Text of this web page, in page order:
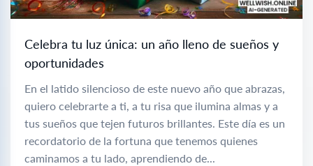
Celebra tu luz única: un año lleno de sueños y
oportunidades
En el latido silencioso de este nuevo año que abrazas,
quiero celebrarte a ti, a tu risa que ilumina almas y a
tus sueños que tejen futuros brillantes. Este día es un
recordatorio de la fortuna que tenemos quienes
caminamos a tu lado, aprendiendo de...